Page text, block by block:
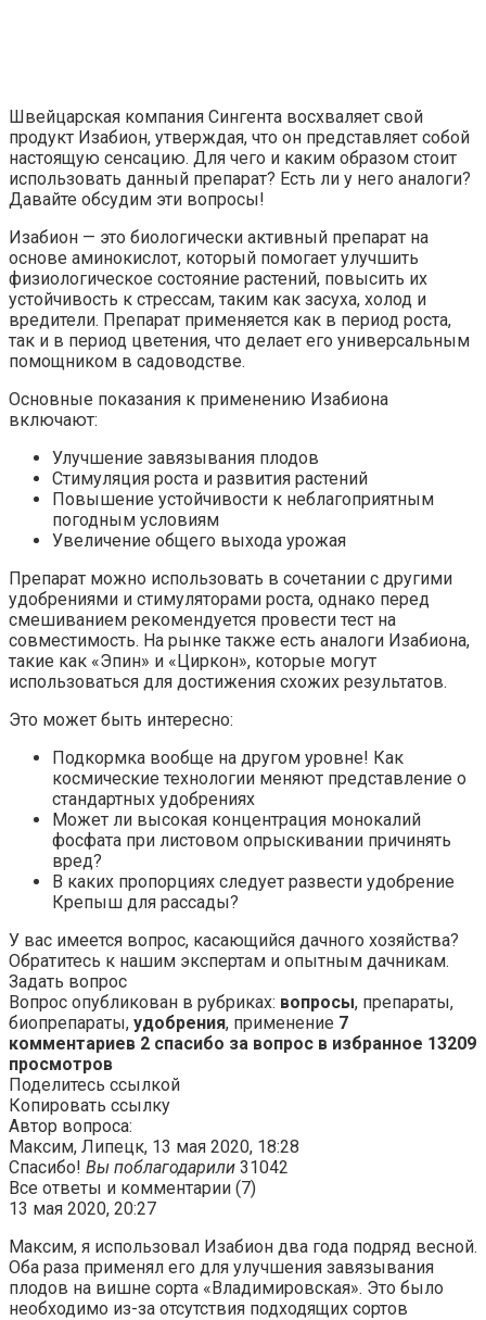
Швейцарская компания Сингента восхваляет свой
продукт Изабион, утверждая, что он представляет собой
настоящую сенсацию. Для чего и каким образом стоит
использовать данный препарат? Есть ли у него аналоги?
Давайте обсудим эти вопросы!
Изабион — это биологически активный препарат на
основе аминокислот, который помогает улучшить
физиологическое состояние растений, повысить их
устойчивость к стрессам, таким как засуха, холод и
вредители. Препарат применяется как в период роста,
так и в период цветения, что делает его универсальным
помощником в садоводстве.
Основные показания к применению Изабиона
включают:
Улучшение завязывания плодов
Стимуляция роста и развития растений
Повышение устойчивости к неблагоприятным
погодным условиям
Увеличение общего выхода урожая
Препарат можно использовать в сочетании с другими
удобрениями и стимуляторами роста, однако перед
смешиванием рекомендуется провести тест на
совместимость. На рынке также есть аналоги Изабиона,
такие как «Эпин» и «Циркон», которые могут
использоваться для достижения схожих результатов.
Это может быть интересно:
Подкормка вообще на другом уровне! Как
космические технологии меняют представление о
стандартных удобрениях
Может ли высокая концентрация монокалий
фосфата при листовом опрыскивании причинять
вред?
В каких пропорциях следует развести удобрение
Крепыш для рассады?
У вас имеется вопрос, касающийся дачного хозяйства?
Обратитесь к нашим экспертам и опытным дачникам.
Задать вопрос
Вопрос опубликован в рубриках: вопросы, препараты,
биопрепараты, удобрения, применение 7
комментариев 2 спасибо за вопрос в избранное 13209
просмотров
Поделитесь ссылкой
Копировать ссылку
Автор вопроса:
Максим, Липецк, 13 мая 2020, 18:28
Спасибо! Вы поблагодарили 31042
Все ответы и комментарии (7)
13 мая 2020, 20:27
Максим, я использовал Изабион два года подряд весной.
Оба раза применял его для улучшения завязывания
плодов на вишне сорта «Владимировская». Это было
необходимо из-за отсутствия подходящих сортов